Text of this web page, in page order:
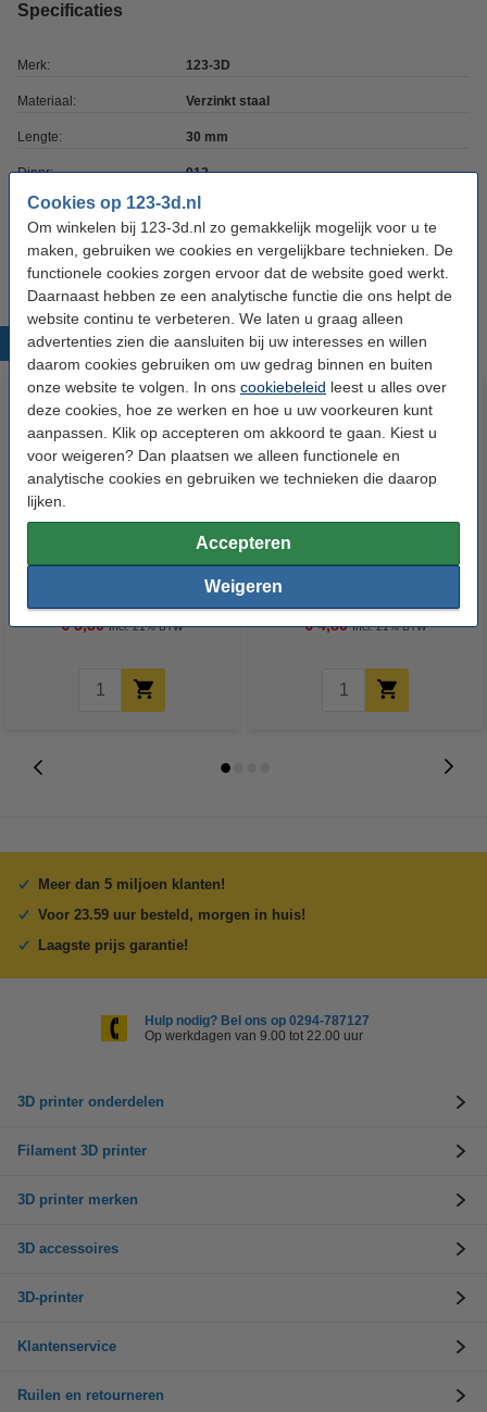
Cookies op 123-3d.nl
Om winkelen bij 123-3d.nl zo gemakkelijk mogelijk voor u te
maken, gebruiken we cookies en vergelijkbare technieken. De
functionele cookies zorgen ervoor dat de website goed werkt.
Daarnaast hebben ze een analytische functie die ons helpt de
website continu te verbeteren. We laten u graag alleen
advertenties zien die aansluiten bij uw interesses en willen
daarom cookies gebruiken om uw gedrag binnen en buiten
onze website te volgen. In ons cookiebeleid leest u alles over
deze cookies, hoe ze werken en hoe u uw voorkeuren kunt
aanpassen. Klik op accepteren om akkoord te gaan. Kiest u
voor weigeren? Dan plaatsen we alleen functionele en
analytische cookies en gebruiken we technieken die daarop
lijken.
Accepteren
Weigeren
Specificaties
Merk: 123-3D
Materiaal: Verzinkt staal
Lengte: 30 mm
Dinnr: 912
Schroefdraad type: M4
Ons Artikelnr: DBM00055
Populaire producten
Metaalschroef inbus M3x20 mm
€ 5,30 Incl. 21% BTW
Metaalschroef inbus M4x16 mm
€ 4,80 Incl. 21% BTW
Meer dan 5 miljoen klanten!
Voor 23.59 uur besteld, morgen in huis!
Laagste prijs garantie!
Hulp nodig? Bel ons op 0294-787127
Op werkdagen van 9.00 tot 22.00 uur
3D printer onderdelen
Filament 3D printer
3D printer merken
3D accessoires
3D-printer
Klantenservice
Ruilen en retourneren